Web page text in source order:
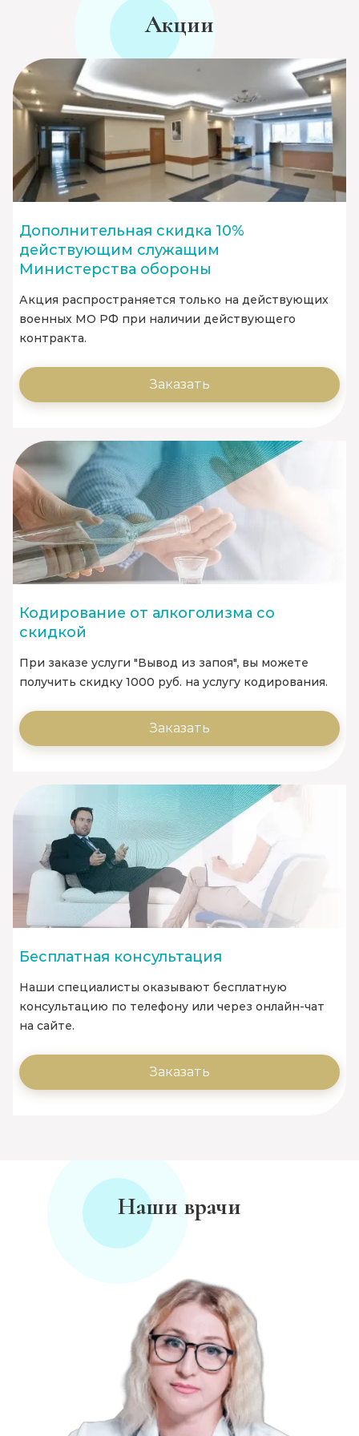
Акции
Дополнительная скидка 10%
действующим служащим
Министерства обороны
Акция распространяется только на действующих
военных МО РФ при наличии действующего
контракта.
Заказать
Кодирование от алкоголизма со
скидкой
При заказе услуги "Вывод из запоя", вы можете
получить скидку 1000 руб. на услугу кодирования.
Заказать
Бесплатная консультация
Наши специалисты оказывают бесплатную
консультацию по телефону или через онлайн-чат
на сайте.
Заказать
Наши врачи